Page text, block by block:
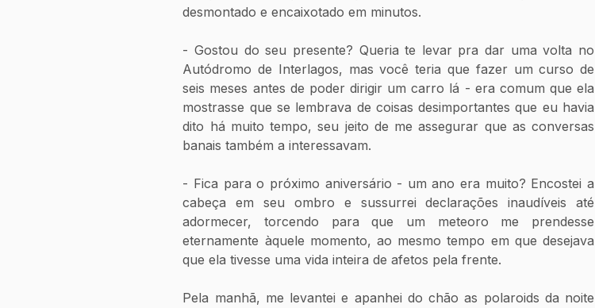
desmontado e encaixotado em minutos.
- Gostou do seu presente? Queria te levar pra dar uma volta no
Autódromo de Interlagos, mas você teria que fazer um curso de
seis meses antes de poder dirigir um carro lá - era comum que ela
mostrasse que se lembrava de coisas desimportantes que eu havia
dito há muito tempo, seu jeito de me assegurar que as conversas
banais também a interessavam.
- Fica para o próximo aniversário - um ano era muito? Encostei a
cabeça em seu ombro e sussurrei declarações inaudíveis até
adormecer, torcendo para que um meteoro me prendesse
eternamente àquele momento, ao mesmo tempo em que desejava
que ela tivesse uma vida inteira de afetos pela frente.
Pela manhã, me levantei e apanhei do chão as polaroids da noite